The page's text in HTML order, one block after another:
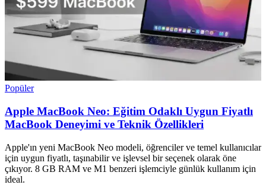
Popüler
Apple MacBook Neo: Eğitim Odaklı Uygun Fiyatlı
MacBook Deneyimi ve Teknik Özellikleri
Apple'ın yeni MacBook Neo modeli, öğrenciler ve temel kullanıcılar
için uygun fiyatlı, taşınabilir ve işlevsel bir seçenek olarak öne
çıkıyor. 8 GB RAM ve M1 benzeri işlemciyle günlük kullanım için
ideal.